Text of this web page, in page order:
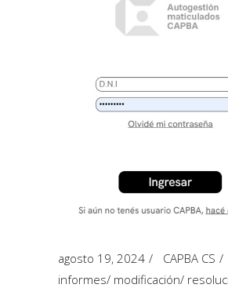
agosto 19, 2024
CAPBA CS
informes/ modificación/